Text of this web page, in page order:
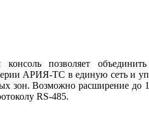
консоль позволяет
АРИЯ-ТС в единую сеть и
зон. Возможно расширение
RS-485.